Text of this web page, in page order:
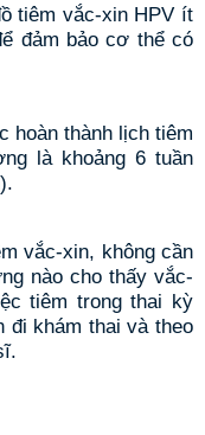
tiêm vắc-xin HPV ít
đảm bảo cơ thể có
hoàn thành lịch tiêm
là khoảng 6 tuần
vắc-xin, không cần
nào cho thấy vắc-
tiêm trong thai kỳ
đi khám thai và theo